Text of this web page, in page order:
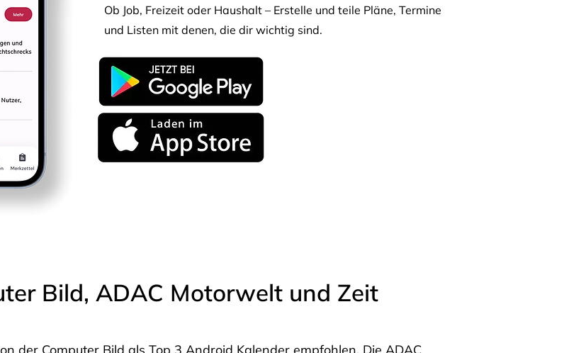
Ob Job, Freizeit oder Haushalt – Erstelle und teile Pläne, Termine
und Listen mit denen, die dir wichtig sind.
Bild, ADAC Motorwelt und Zeit